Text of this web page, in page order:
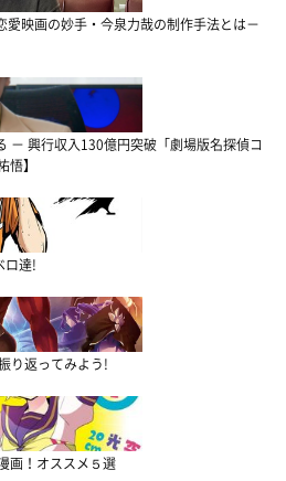
愛映画の妙手・今泉力哉の制作手法とは－
－ 興行収入130億円突破「劇場版名探偵コ
】
ロ達!
り返ってみよう!
画！オススメ５選